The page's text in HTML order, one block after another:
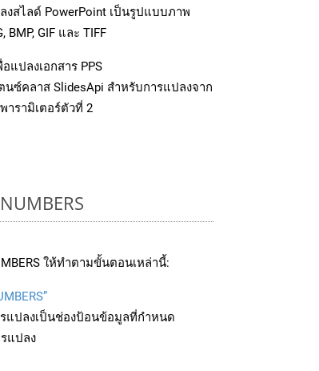
สไลด์ PowerPoint เป็นรูปแบบภาพ
GIF และ TIFF
อแปลงเอกสาร PPS
ซ์คลาส SlidesApi สำหรับการแปลงจาก
ารามิเตอร์ตัวที่ 2
ให้ทำตามขั้นตอนเหล่านี้:
แปลงเป็นช่องป้อนข้อมูลที่กำหนด
แปลง